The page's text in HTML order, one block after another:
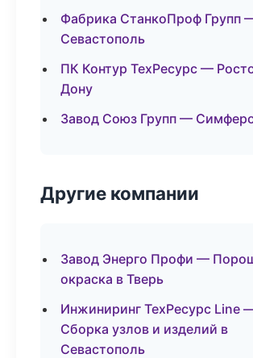
Фабрика СтанкоПроф Групп
Севастополь
ПК Контур ТехРесурс —
Дону
Завод Союз Групп —
Другие компании
Завод Энерго Профи —
окраска в Тверь
Инжиниринг ТехРесурс Line
Сборка узлов и изделий в
Севастополь